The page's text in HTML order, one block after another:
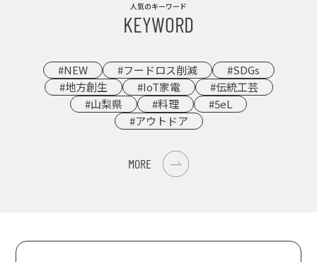
人気のキーワード
KEYWORD
#NEW #フードロス削減
#SDGs
#地方創生
#IoT家電
#伝統工芸
#山梨県
#料理
#5eL
#アウトドア
MORE